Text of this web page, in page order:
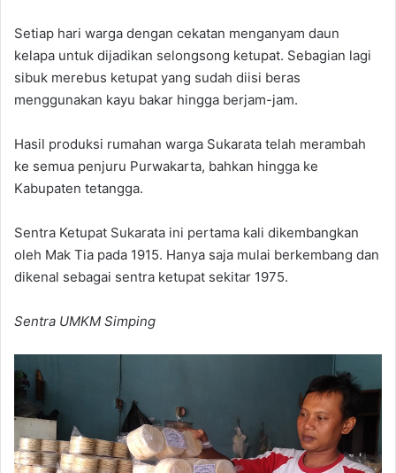
Setiap hari warga dengan cekatan menganyam daun
kelapa untuk dijadikan selongsong ketupat. Sebagian lagi
sibuk merebus ketupat yang sudah diisi beras
menggunakan kayu bakar hingga berjam-jam.
Hasil produksi rumahan warga Sukarata telah merambah
ke semua penjuru Purwakarta, bahkan hingga ke
Kabupaten tetangga.
Sentra Ketupat Sukarata ini pertama kali dikembangkan
oleh Mak Tia pada 1915. Hanya saja mulai berkembang dan
dikenal sebagai sentra ketupat sekitar 1975.
Sentra UMKM Simping